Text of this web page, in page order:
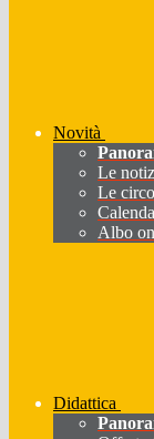
Novità
Le
Le
Albo
Didattica